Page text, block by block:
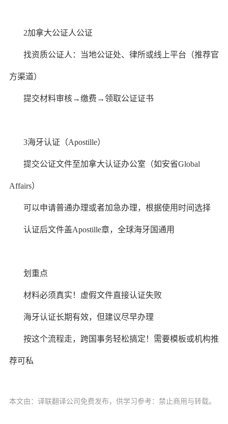
2️加拿大公证人公证
找资质公证人：当地公证处、律所或线上平台（推荐官
方渠道）
提交材料审核→缴费→领取公证证书
3️海牙认证（Apostille）
提交公证文件至加拿大认证办公室（如安省Global
Affairs）
可以申请普通办理或者加急办理，根据使用时间选择
认证后文件盖Apostille章，全球海牙国通用
划重点
材料必须真实！虚假文件直接认证失败
海牙认证长期有效，但建议尽早办理
按这个流程走，跨国事务轻松搞定！需要模板或机构推
荐可私
本文由：译联翻译公司免费发布，供学习参考：禁止商用与转载。